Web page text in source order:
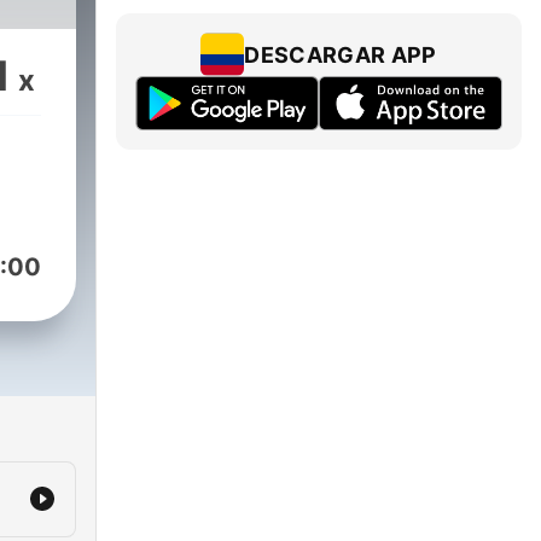
x
DESCARGAR APP